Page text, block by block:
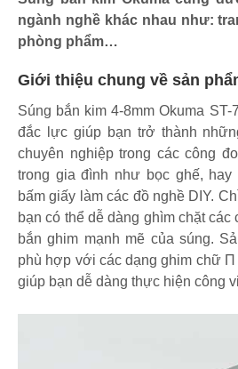
ngành nghề khác nhau như:
phòng phẩm…
Giới thiệu chung về sản
Súng bắn kim 4-8mm Okuma
đắc lực giúp bạn trở thành
chuyên nghiệp trong các công
trong gia đình như bọc ghế,
bấm giấy làm các đồ nghề DIY.
bạn có thể dễ dàng ghìm chặt
bắn ghim mạnh mẽ của súng.
phù hợp với các dạng ghim chữ Π
giúp bạn dễ dàng thực hiện công